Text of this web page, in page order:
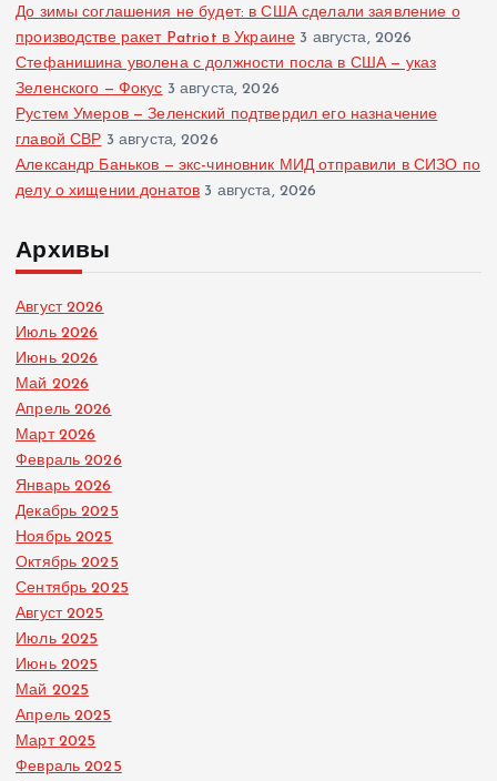
До зимы соглашения не будет: в США сделали заявление о
производстве ракет Patriot в Украине 3 августа, 2026
Стефанишина уволена с должности посла в США — указ
Зеленского — Фокус 3 августа, 2026
Рустем Умеров — Зеленский подтвердил его назначение
главой СВР 3 августа, 2026
Александр Баньков — экс-чиновник МИД отправили в СИЗО по
делу о хищении донатов 3 августа, 2026
Архивы
Август 2026
Июль 2026
Июнь 2026
Май 2026
Апрель 2026
Март 2026
Февраль 2026
Январь 2026
Декабрь 2025
Ноябрь 2025
Октябрь 2025
Сентябрь 2025
Август 2025
Июль 2025
Июнь 2025
Май 2025
Апрель 2025
Март 2025
Февраль 2025